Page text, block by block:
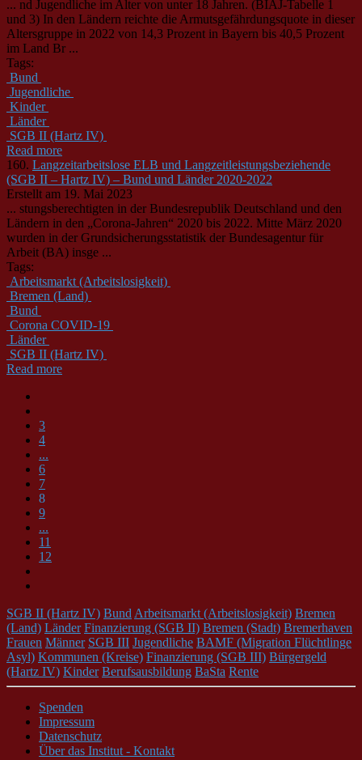
... nd Jugendliche im Alter von unter 18 Jahren. (BIAJ-Tabelle 1
und 3) In den Ländern reichte die Armutsgefährdungsquote in dieser
Altersgruppe in 2022 von 14,3 Prozent in Bayern bis 40,5 Prozent
im Land Br ...
Tags:
Bund
Jugendliche
Kinder
Länder
SGB II (Hartz IV)
Read more
160. Langzeitarbeitslose ELB und Langzeitleistungsbeziehende
(SGB II – Hartz IV) – Bund und Länder 2020-2022
Erstellt am 19. Mai 2023
... stungsberechtigten in der Bundesrepublik Deutschland und den
Ländern in den „Corona-Jahren“ 2020 bis 2022. Mitte März 2020
wurden in der Grundsicherungsstatistik der Bundesagentur für
Arbeit (BA) insge ...
Tags:
Arbeitsmarkt (Arbeitslosigkeit)
Bremen (Land)
Bund
Corona COVID-19
Länder
SGB II (Hartz IV)
Read more
3
4
...
6
7
8
9
...
11
12
SGB II (Hartz IV) Bund Arbeitsmarkt (Arbeitslosigkeit) Bremen
(Land) Länder Finanzierung (SGB II) Bremen (Stadt) Bremerhaven
Frauen Männer SGB III Jugendliche BAMF (Migration Flüchtlinge
Asyl) Kommunen (Kreise) Finanzierung (SGB III) Bürgergeld
(Hartz IV) Kinder Berufsausbildung BaSta Rente
Spenden
Impressum
Datenschutz
Über das Institut - Kontakt